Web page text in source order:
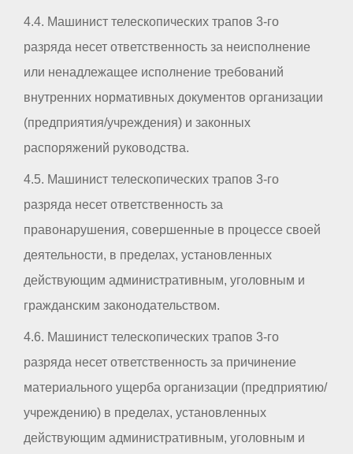
4.4. Машинист телескопических трапов 3-го
разряда несет ответственность за неисполнение
или ненадлежащее исполнение требований
внутренних нормативных документов организации
(предприятия/учреждения) и законных
распоряжений руководства.
4.5. Машинист телескопических трапов 3-го
разряда несет ответственность за
правонарушения, совершенные в процессе своей
деятельности, в пределах, установленных
действующим административным, уголовным и
гражданским законодательством.
4.6. Машинист телескопических трапов 3-го
разряда несет ответственность за причинение
материального ущерба организации (предприятию/
учреждению) в пределах, установленных
действующим административным, уголовным и